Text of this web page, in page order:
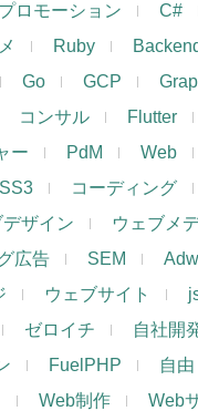
プロモーション C#
Ruby
Go GCP
コンサル Flutter
ー PdM Web
コーディング
デザイン
ウェブメ
広告 SEM
ウェブサイト
ゼロイチ
自社開
FuelPHP 自由
Web制作
Web